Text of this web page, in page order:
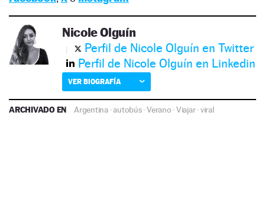
Nicole Olguín
Perfil de Nicole Olguín en Twitter
Perfil de Nicole Olguín en Linkedin
VER BIOGRAFÍA
ARCHIVADO EN Argentina·autobús·Verano ·Viajar·viral